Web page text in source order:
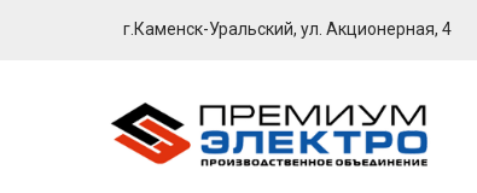
г.Каменск-Уральский, ул. Акционерная, 4